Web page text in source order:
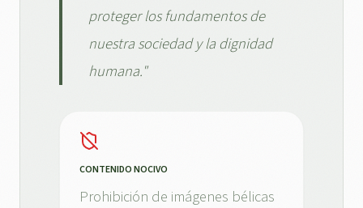
proteger los fundamentos de
nuestra sociedad y la dignidad
humana."
CONTENIDO NOCIVO
Prohibición de imágenes bélicas